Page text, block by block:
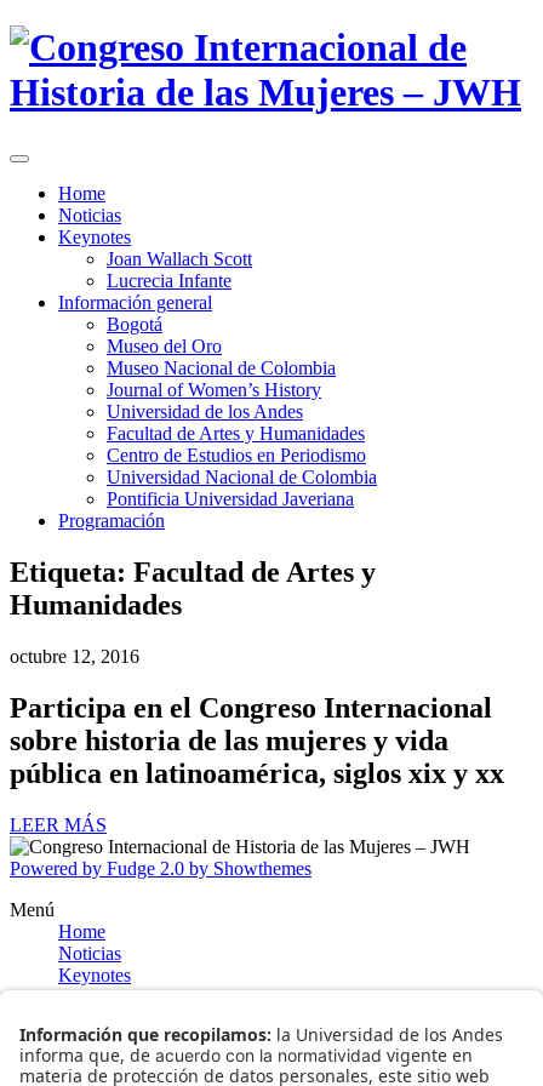
Home
Noticias
Keynotes
Joan Wallach Scott
Lucrecia Infante
Información general
Bogotá
Museo del Oro
Museo Nacional de Colombia
Journal of Women’s History
Universidad de los Andes
Facultad de Artes y Humanidades
Centro de Estudios en Periodismo
Universidad Nacional de Colombia
Pontificia Universidad Javeriana
Programación
Etiqueta: Facultad de Artes y
Humanidades
octubre 12, 2016
Participa en el Congreso Internacional
sobre historia de las mujeres y vida
pública en latinoamérica, siglos xix y xx
LEER MÁS
Powered by Fudge 2.0 by Showthemes
Menú
Home
Noticias
Keynotes
Joan Wallach Scott
Información general
Bogotá